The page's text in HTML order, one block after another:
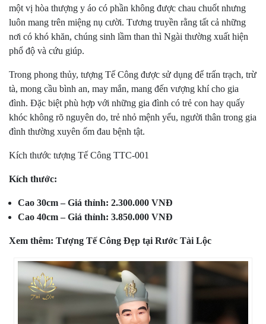
một vị hòa thượng y áo có phần không được chau chuốt nhưng
luôn mang trên miệng nụ cười. Tương truyền rằng tất cả những
nơi có khó khăn, chúng sinh lầm than thì Ngài thường xuất hiện
phổ độ và cứu giúp.
Trong phong thủy, tượng Tế Công được sử dụng để trấn trạch, trừ
tà, mong cầu bình an, may mắn, mang đến vượng khí cho gia
đình. Đặc biệt phù hợp với những gia đình có trẻ con hay quấy
khóc không rõ nguyên do, trẻ nhỏ mệnh yểu, người thân trong gia
đình thường xuyên ốm đau bệnh tật.
Kích thước tượng Tế Công TTC-001
Kích thước:
Cao 30cm – Giá thỉnh: 2.300.000 VNĐ
Cao 40cm – Giá thỉnh: 3.850.000 VNĐ
Xem thêm: Tượng Tế Công Đẹp tại Rước Tài Lộc